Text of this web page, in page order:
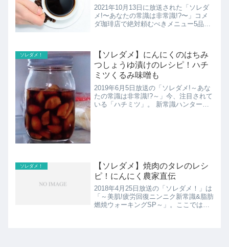
2021年10月13日に放送された「ソレダ
メ!〜あなたの常識は非常識!?〜」コメ
ダ珈琲店で絶対頼むべきメニュー5品の
ソレダメ！
【ソレダメ】にんにくのはちみ
つしょうゆ漬けのレシピ！ハチ
ミツくるみ味噌も
2019年6月5日放送の「ソレダメ!～あな
たの常識は非常識!?～」今、注目されて
いる「ハチミツ」。 新常識ハンター増
ソレダメ！
【ソレダメ】焼肉のタレのレシ
ピ！にんにく農家直伝
2018年4月25日放送の「ソレダメ！」は
「～美肌!疲労回復ニンニク新常識&脂肪
燃焼ウォーキングSP～」。ここではに